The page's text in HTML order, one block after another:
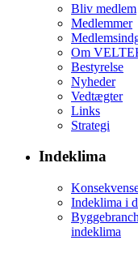
Bliv medlem
Medlemmer
Om
Bestyrelse
Nyheder
Vedtægter
Links
Strategi
Indeklima
Indeklima i
indeklima